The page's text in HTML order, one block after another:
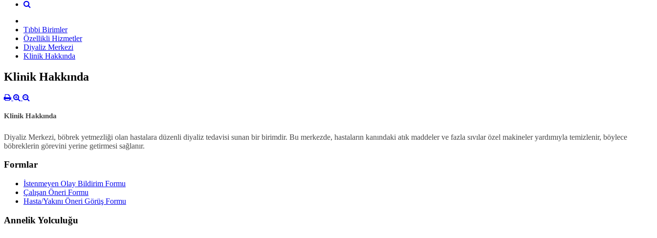
Tıbbi Birimler
Özellikli Hizmetler
Diyaliz Merkezi
Klinik Hakkında
Klinik Hakkında
Klinik Hakkında
Diyaliz Merkezi, böbrek yetmezliği olan hastalara düzenli diyaliz tedavisi sunan bir birimdir. Bu merkezde, hastaların kanındaki atık maddeler ve fazla sıvılar özel makineler yardımıyla temizlenir, böylece
böbreklerin görevini yerine getirmesi sağlanır.
Formlar
İstenmeyen Olay Bildirim Formu
Çalışan Öneri Formu
Hasta/Yakını Öneri Görüş Formu
Annelik Yolculuğu